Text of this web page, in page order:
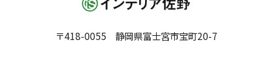
〒418-0055 静岡県富士宮市宝町20-7